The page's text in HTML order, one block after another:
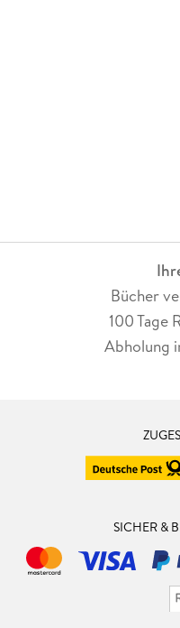
Bücher
100 Tage
Abholung
SICHER &